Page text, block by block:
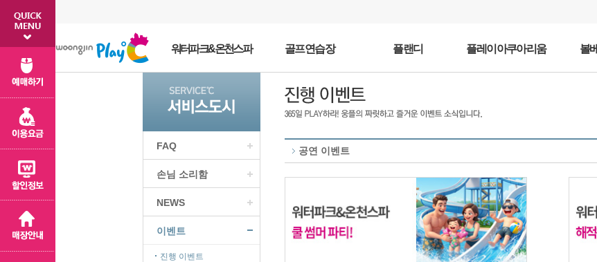
워터파크&온천스파 골프연습장 플랜디 플레이아쿠아리움 볼
FAQ
손님 소리함
NEWS
이벤트
진행 이벤트
공연 이벤트